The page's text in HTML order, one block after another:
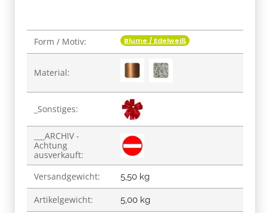
Produkteigenschaft
Wert
Form / Motiv: Blume / Edelweiß
Material:
_Sonstiges:
___ARCHIV -
Achtung
ausverkauft:
Versandgewicht:
5,50 kg
Artikelgewicht: 5,00 kg